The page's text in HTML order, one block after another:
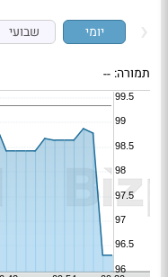
יומי שבועי
תמורה: --